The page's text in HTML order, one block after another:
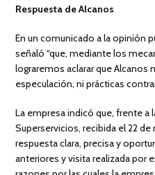
Respuesta de Alcanos
En un comunicado a la opinión
señaló “que, mediante los
lograremos aclarar que Alcanos
especulación, ni prácticas
La empresa indicó que, frente a
Superservicios, recibida el 22
respuesta clara, precisa y
anteriores y visita realizada por